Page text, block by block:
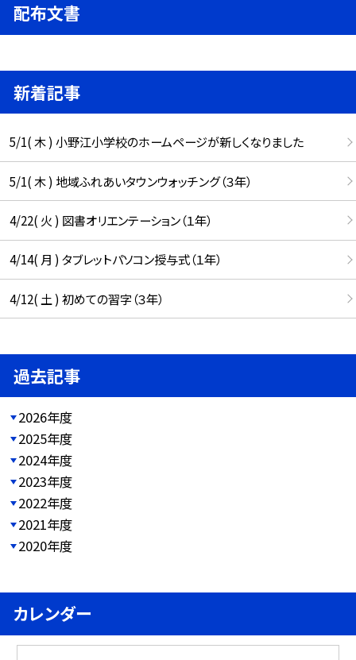
配布文書
新着記事
5/1( 木 ) 小野江小学校のホームページが新しくなりました
5/1( 木 ) 地域ふれあいタウンウォッチング（３年）
4/22( 火 ) 図書オリエンテーション（１年）
4/14( 月 ) タブレットパソコン授与式（１年）
4/12( 土 ) 初めての習字（３年）
過去記事
2026年度
2025年度
2024年度
2023年度
2022年度
2021年度
2020年度
カレンダー